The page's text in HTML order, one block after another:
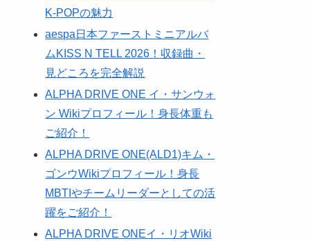
K-POPの魅力
aespa日本ファーストミニアルバ
ムKISS N TELL 2026！収録曲・
見どころを完全解説
ALPHA DRIVE ONE イ・サンウォ
ン Wikiプロフィール！身長体重も
ご紹介！
ALPHA DRIVE ONE(ALD1)キム・
ゴンウWikiプロフィール！身長
MBTIやチームリーダーとしての活
躍をご紹介！
ALPHA DRIVE ONEイ・リオWiki